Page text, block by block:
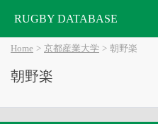
RUGBY DATABASE
Home 京都産業大学 朝野楽
朝野楽